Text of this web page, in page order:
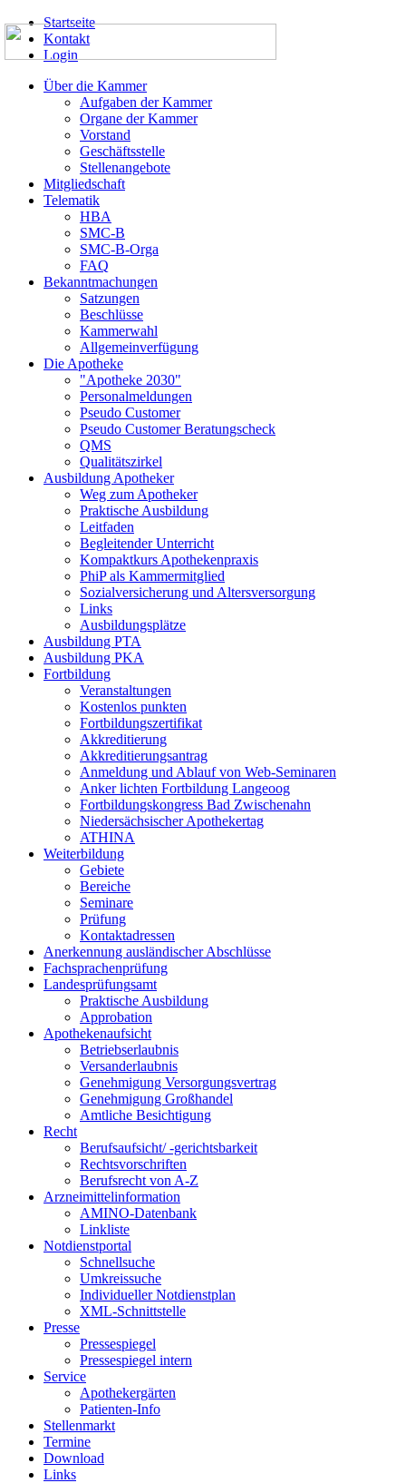
Startseite
Kontakt
Login
Über die Kammer
Aufgaben der Kammer
Organe der Kammer
Vorstand
Geschäftsstelle
Stellenangebote
Mitgliedschaft
Telematik
HBA
SMC-B
SMC-B-Orga
FAQ
Bekanntmachungen
Satzungen
Beschlüsse
Kammerwahl
Allgemeinverfügung
Die Apotheke
"Apotheke 2030"
Personalmeldungen
Pseudo Customer
Pseudo Customer Beratungscheck
QMS
Qualitätszirkel
Ausbildung Apotheker
Weg zum Apotheker
Praktische Ausbildung
Leitfaden
Begleitender Unterricht
Kompaktkurs Apothekenpraxis
PhiP als Kammermitglied
Sozialversicherung und Altersversorgung
Links
Ausbildungsplätze
Ausbildung PTA
Ausbildung PKA
Fortbildung
Veranstaltungen
Kostenlos punkten
Fortbildungszertifikat
Akkreditierung
Akkreditierungsantrag
Anmeldung und Ablauf von Web-Seminaren
Anker lichten Fortbildung Langeoog
Fortbildungskongress Bad Zwischenahn
Niedersächsischer Apothekertag
ATHINA
Weiterbildung
Gebiete
Bereiche
Seminare
Prüfung
Kontaktadressen
Anerkennung ausländischer Abschlüsse
Fachsprachenprüfung
Landesprüfungsamt
Praktische Ausbildung
Approbation
Apothekenaufsicht
Betriebserlaubnis
Versanderlaubnis
Genehmigung Versorgungsvertrag
Genehmigung Großhandel
Amtliche Besichtigung
Recht
Berufsaufsicht/ -gerichtsbarkeit
Rechtsvorschriften
Berufsrecht von A-Z
Arzneimittelinformation
AMINO-Datenbank
Linkliste
Notdienstportal
Schnellsuche
Umkreissuche
Individueller Notdienstplan
XML-Schnittstelle
Presse
Pressespiegel
Pressespiegel intern
Service
Apothekergärten
Patienten-Info
Stellenmarkt
Termine
Download
Links